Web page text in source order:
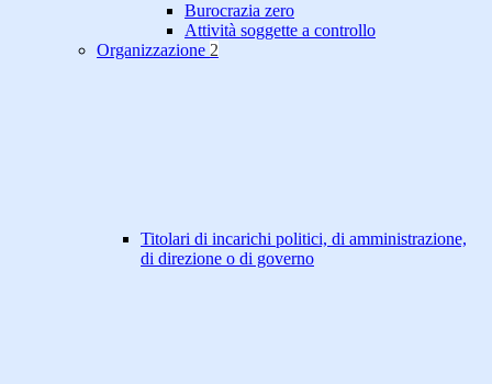
Burocrazia zero
Attività soggette a controllo
Organizzazione 2
Titolari di incarichi politici, di amministrazione,
di direzione o di governo